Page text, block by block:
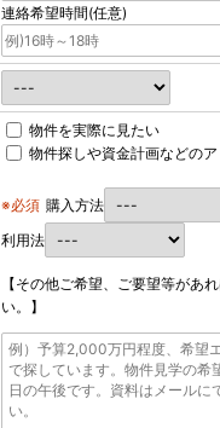
連絡希望時間(任意)
物件を実際に見たい
物件探しや資金計画などの
※必須 購入方法
利用法
【その他ご希望、ご要望等があ
い。】